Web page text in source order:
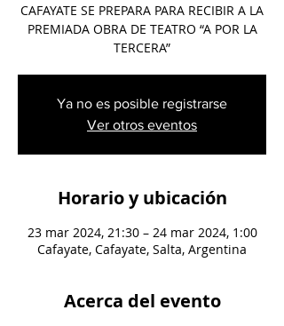
CAFAYATE SE PREPARA PARA RECIBIR A LA
PREMIADA OBRA DE TEATRO “A POR LA
TERCERA”
Ya no es posible registrarse
Ver otros eventos
Horario y ubicación
23 mar 2024, 21:30 – 24 mar 2024, 1:00
Cafayate, Cafayate, Salta, Argentina
Acerca del evento